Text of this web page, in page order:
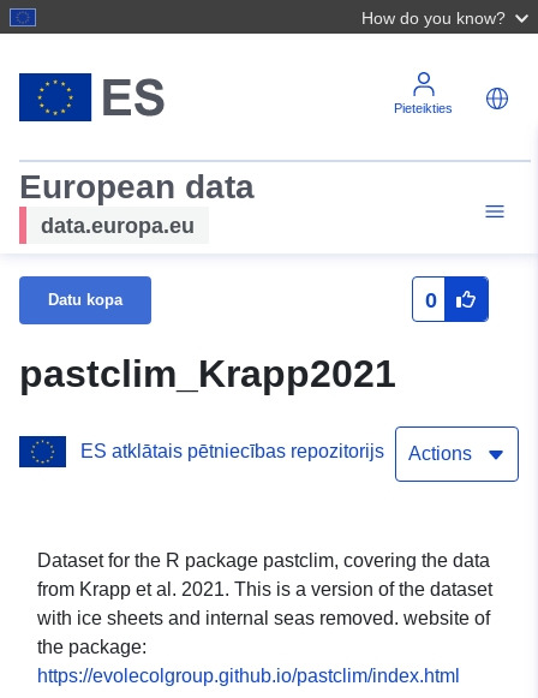
How do you know?
Pieteikties
European data
data.europa.eu
Datu kopa 0
pastclim_Krapp2021
ES atklātais pētniecības repozitorijs Actions
Dataset for the R package pastclim, covering the data
from Krapp et al. 2021. This is a version of the dataset
with ice sheets and internal seas removed. website of
the package:
https://evolecolgroup.github.io/pastclim/index.html